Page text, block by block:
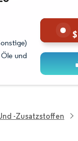
und
-zusatzstoffen